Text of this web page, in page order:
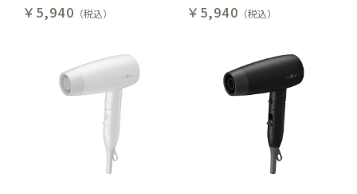
￥5,940 （税込） ￥5,940 （税込）